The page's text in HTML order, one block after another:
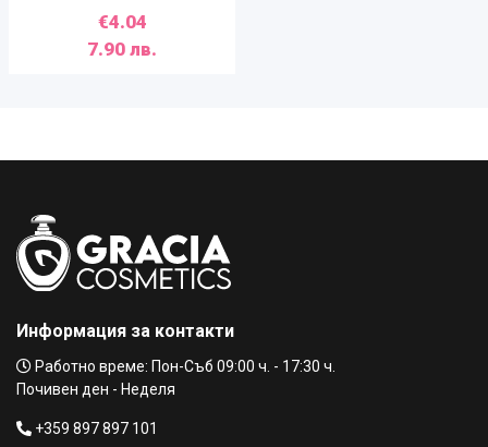
€4.04
7.90 лв.
Информация за контакти
Работно време: Пон-Съб 09:00 ч. - 17:30 ч.
Почивен ден - Неделя
+359 897 897 101